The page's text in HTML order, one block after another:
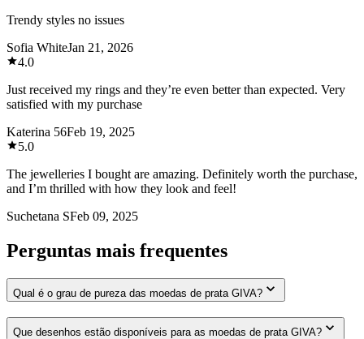
Trendy styles no issues
Sofia WhiteJan 21, 2026
4.0
Just received my rings and they’re even better than expected. Very
satisfied with my purchase
Katerina 56Feb 19, 2025
5.0
The jewelleries I bought are amazing. Definitely worth the purchase,
and I’m thrilled with how they look and feel!
Suchetana SFeb 09, 2025
Perguntas mais frequentes
Qual é o grau de pureza das moedas de prata GIVA?
Que desenhos estão disponíveis para as moedas de prata GIVA?